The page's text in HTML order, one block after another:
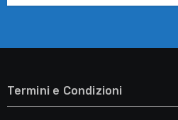
Termini e Condizioni